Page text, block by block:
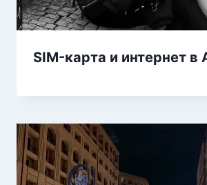
SIM-карта и интернет в